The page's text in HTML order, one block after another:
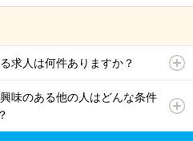
求人は何件ありますか？
味のある他の人はどんな条件